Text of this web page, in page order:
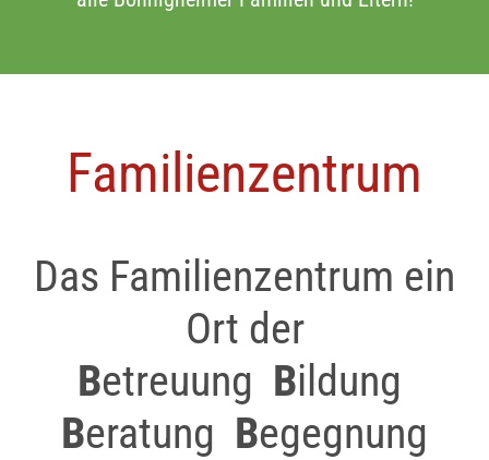
Familienzentrum
Das Familienzentrum ein
Ort der
Betreuung Bildung
Beratung Begegnung